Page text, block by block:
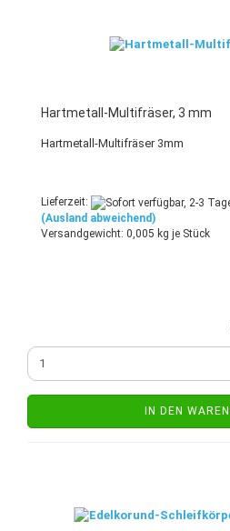
Hartmetall-Multifräser, 3 mm
Hartmetall-Multifräser 3mm
Lieferzeit:
(Ausland abweichend)
Versandgewicht: 0,005 kg je Stück
IN DEN